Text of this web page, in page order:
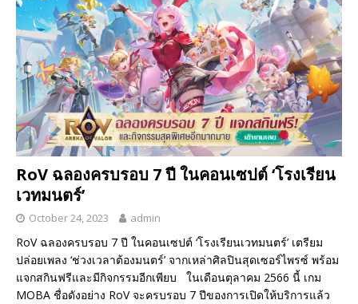
RoV ฉลองครบรอบ 7 ปี ในคอนเซปต์ ‘โรงเรียน
เวทมนตร์’
October 24, 2023 admin
RoV ฉลองครบรอบ 7 ปี ในคอนเซปต์ ‘โรงเรียนเวทมนตร์’ เตรียม
ปล่อยเพลง ‘ช่วงเวลาต้องมนตร์’ จากเหล่าศิลปินสุดเซอร์ไพรซ์ พร้อม
แจกสกินฟรีและมีกิจกรรมอีกเพียบ ในเดือนตุลาคม 2566 นี้ เกม
MOBA ชื่อดังอย่าง RoV จะครบรอบ 7 ปีของการเปิดให้บริการแล้ว